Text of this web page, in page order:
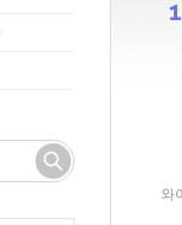
와